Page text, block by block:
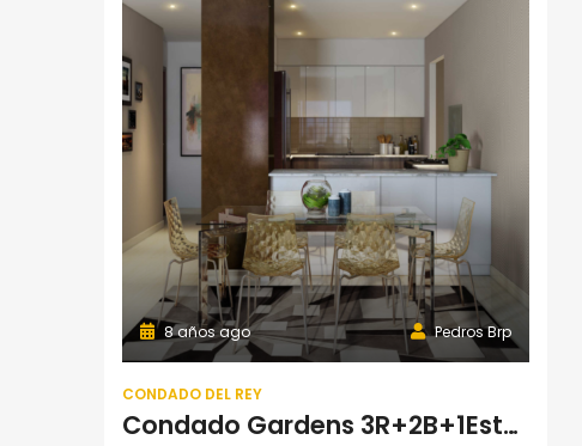
Pedros Brp
8 años ago
CONDADO DEL REY
Condado Gardens 3R+2B+1Estac. Torre 100